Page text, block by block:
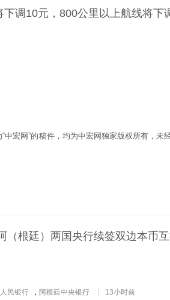
调10元，800公里以上航线将下
“中宏网”的稿件，均为中宏网独家版权所有，
（根廷）两国央行续签双边本币
民银行 ， 阿根廷中央银行 13小时前